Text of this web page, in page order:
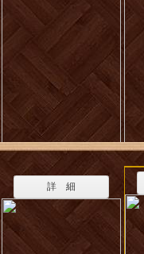
詳 細